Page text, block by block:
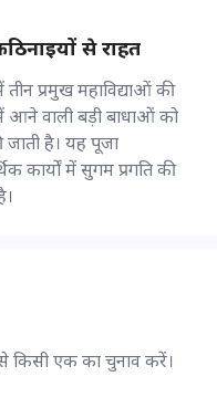
से राहत
प्रमुख महाविद्याओं की
आने वाली बड़ी बाधाओं को
जाती है। यह पूजा
कार्यों में सुगम प्रगति की
किसी एक का चुनाव करें।